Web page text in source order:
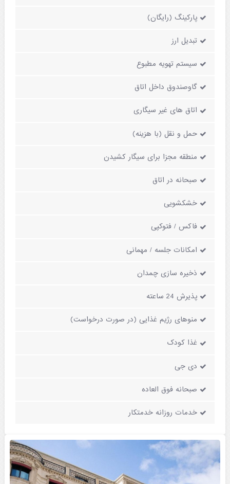
پارکینگ (رایگان)
تبدیل ارز
سیستم تهویه مطبوع
گاوصندوق داخل اتاق
اتاق های غیر سیگاری
حمل و نقل (با هزینه)
منطقه مجزا برای سیگار کشیدن
صبحانه در اتاق
خشکشویی
فاکس / فتوکپی
امکانات جلسه / مهمانی
ذخیره سازی چمدان
پذیرش 24 ساعته
منوهای رژیم غذایی (در صورت درخواست)
غذا کودک
دی جی
صبحانه فوق العاده
خدمات روزانه خدمتکار